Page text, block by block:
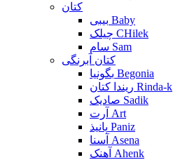
کتان
بیبی Baby
چیلک CHilek
سام Sam
کتان آبرنگی
بگونیا Begonia
ریندا کتان Rinda-k
صادیک Sadik
آرت Art
پانیذ Paniz
آسنا Asena
آهنک Ahenk